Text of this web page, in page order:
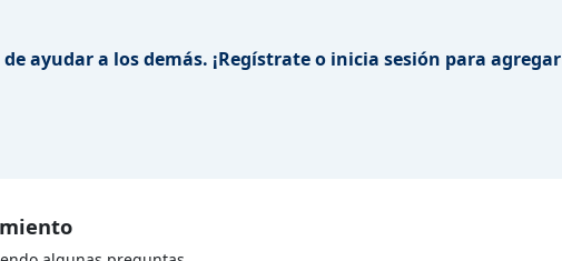
ayudar a los demás. ¡Regístrate o inicia sesión para agregar